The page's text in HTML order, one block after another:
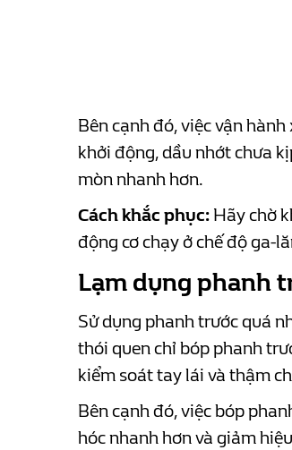
Bên cạnh đó, việc vận
khởi động, dầu nhớt chưa
mòn nhanh hơn.
Cách khắc phục: Hãy chờ
động cơ chạy ở chế độ ga-
Lạm dụng phanh
Sử dụng phanh trước quá
thói quen chỉ bóp phanh
kiểm soát tay lái và thậm
Bên cạnh đó, việc bóp
hóc nhanh hơn và giảm